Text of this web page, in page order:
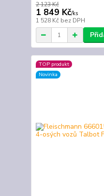
2 123 Kč
1 849 Kč/ks
1 528 Kč bez DPH
TOP produkt
Novinka